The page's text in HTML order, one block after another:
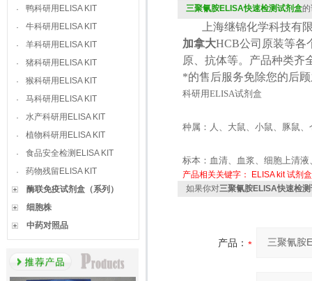
·
鸭科研用ELISA KIT
·
牛科研用ELISA KIT
·
羊科研用ELISA KIT
·
猪科研用ELISA KIT
·
猴科研用ELISA KIT
·
马科研用ELISA KIT
·
水产科研用ELISA KIT
·
植物科研用ELISA KIT
·
食品安全检测ELISA KIT
·
药物残留ELISA KIT
酶联免疫试剂盒（系列）
细胞株
中药对照品
三聚氰胺ELISA快速检测试剂盒
上海继锦化学科技有限
加拿大HCB公司原装等各
原、抗体等。产品种类齐
*的售后服务免除您的后
科研用ELISA试剂盒
种属：人、大鼠、小鼠、豚鼠
标本：血清、血浆、细胞上清
产品相关关键字： ELISA kit 试剂盒
如果你对三聚氰胺ELISA快速检
产品：